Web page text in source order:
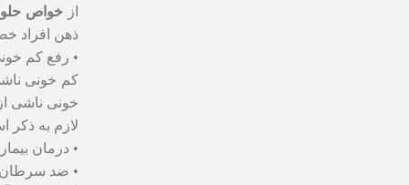
ازخواص
ذهن افراد
• رفع کم
کم خونی
خونی ناشی
لازم به
• درمان
• ضد سرطان